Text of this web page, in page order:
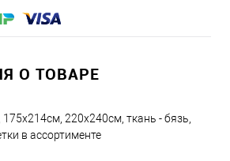
О ТОВАРЕ
220х240см, ткань - бязь,
в ассортименте